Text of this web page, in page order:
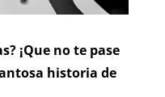
¡Que no te pase
historia de